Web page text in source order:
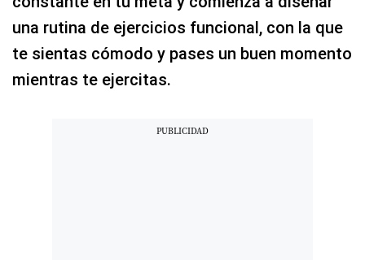
una rutina de ejercicios funcional, con la que
te sientas cómodo y pases un buen momento
mientras te ejercitas.